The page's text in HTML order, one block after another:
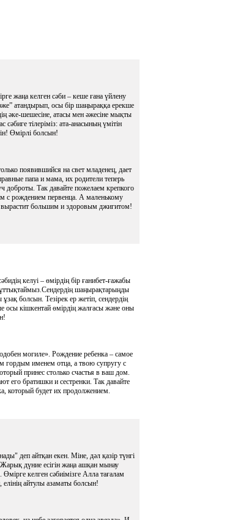
жаңа келген сәби – кеше ғана үйлену
атандырып, осы бір шаңыраққа ерекше
әке-шешесіне, атасы мен әжесіне мықты
тілеріміз: ата-анасының үмітін
Өмірлі болсын!
появившийся на свет младенец, дает
папа и мама, их родители теперь
доброты. Так давайте пожелаем крепкого
с рождением первенца. А маленькому
вырастит большим и здоровым джигитом!
келуі – өмірдің бір ғанибет-ғажабы
шаңырақтарыңды
болсын. Тезірек ер жетіп, сендердің
осы кішкентай өмірдің жалғасы және оны
могиле». Рождение ребенка – самое
гордым именем отца, а твою супругу с
принес столько счастья в ваш дом.
его братишки и сестренки. Так давайте
который будет их продолжением.
деп айтқан екен. Міне, дәл қазір түнгі
дүние есігін жаңа ашқан мынау
келген сәбиімізге Алла тағалам
айтулы азаматы болсын!